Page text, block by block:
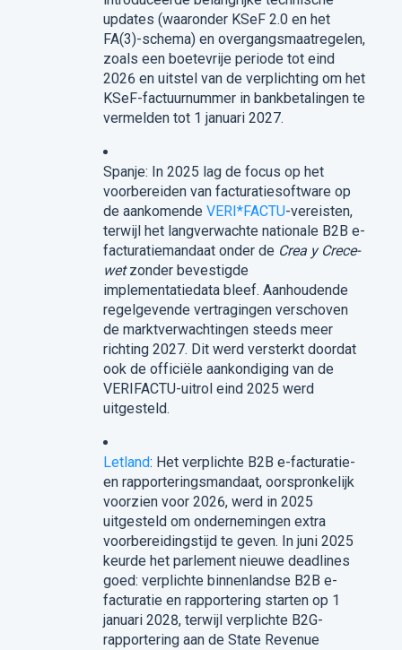
updates (waaronder KSeF 2.0 en het
FA(3)-schema) en overgangsmaatregelen,
zoals een boetevrije periode tot eind
2026 en uitstel van de verplichting om het
KSeF-factuurnummer in bankbetalingen te
vermelden tot 1 januari 2027.
Spanje: In 2025 lag de focus op het
voorbereiden van facturatiesoftware op
de aankomende VERI*FACTU-vereisten,
terwijl het langverwachte nationale B2B e-
facturatiemandaat onder de Crea y Crece-
wetzonder bevestigde
implementatiedata bleef. Aanhoudende
regelgevende vertragingen verschoven
de marktverwachtingen steeds meer
richting 2027. Dit werd versterkt doordat
ook de officiële aankondiging van de
VERIFACTU-uitrol eind 2025 werd
uitgesteld.
Letland: Het verplichte B2B e-facturatie-
en rapporteringsmandaat, oorspronkelijk
voorzien voor 2026, werd in 2025
uitgesteld om ondernemingen extra
voorbereidingstijd te geven. In juni 2025
keurde het parlement nieuwe deadlines
goed: verplichte binnenlandse B2B e-
facturatie en rapportering starten op 1
januari 2028, terwijl verplichte B2G-
rapportering aan de State Revenue